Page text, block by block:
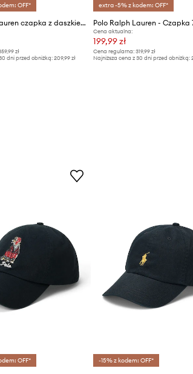
OFF*
Polo Ralph Lauren czapka z daszkiem bawełniana
zł
dni przed obniżką: 209,99 zł
extra -5% z kodem: OFF*
Cena aktualna:
199,99 zł
Cena regularna:319,99 zł
Najniższa cena z 30 dni przed obniżką:
OFF* -15% z kodem: OFF*